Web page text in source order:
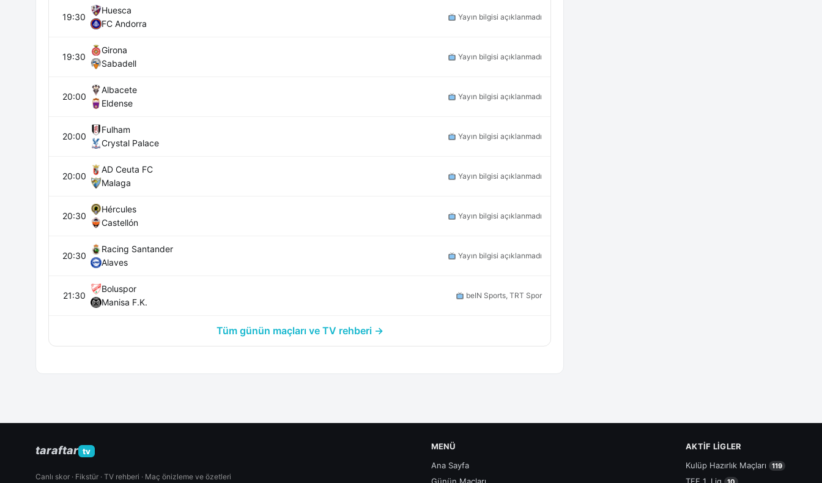
19:30
Huesca
FC Andorra
Yayın bilgisi açıklanmadı
19:30
Girona
Sabadell
Yayın bilgisi açıklanmadı
20:00
Albacete
Eldense
Yayın bilgisi açıklanmadı
20:00
Fulham
Crystal Palace
Yayın bilgisi açıklanmadı
20:00
AD Ceuta FC
Malaga
Yayın bilgisi açıklanmadı
20:30
Hércules
Castellón
Yayın bilgisi açıklanmadı
20:30
Racing Santander
Alaves
Yayın bilgisi açıklanmadı
21:30
Boluspor
Manisa F.K.
beIN Sports, TRT Spor
Tüm günün maçları ve TV rehberi →
taraftar tv
Canlı skor · Fikstür · TV rehberi · Maç önizleme ve özetleri
MENÜ
Ana Sayfa
AKTIF LIGLER
Kulüp Hazırlık Maçları
119